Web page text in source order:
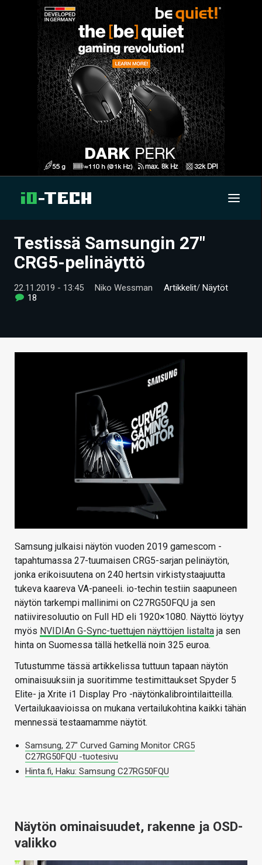
UUTISET
VIDEOT
TIETOA
Testissä Samsungin 27″
CRG5-pelinäyttö
22.11.2019 - 13:45 Niko Wessman Artikkelit/ Näytöt
18
Samsung julkaisi näytön vuoden 2019 gamescom -
tapahtumassa 27-tuumaisen CRG5-sarjan pelinäytön,
jonka erikoisuutena on 240 hertsin virkistystaajuutta
tukeva kaareva VA-paneeli. io-techin testiin saapuneen
näytön tarkempi mallinimi on C27RG50FQU ja sen
natiiviresoluutio on Full HD eli 1920×1080. Näyttö löytyy
myös NVIDIAn G-Sync-tuettujen näyttöjen listalta ja sen
hinta on Suomessa tällä hetkellä noin 325 euroa.
Tutustumme tässä artikkelissa tuttuun tapaan näytön
ominaisuuksiin ja suoritimme testimittaukset Spyder 5
Elite- ja Xrite i1 Display Pro -näytönkalibrointilaitteilla.
Vertailukaavioissa on mukana vertailukohtina kaikki tähän
mennessä testaamamme näytöt.
Samsung, 27″ Curved Gaming Monitor CRG5
C27RG50FQU -tuotesivu
Hinta.fi, Haku: Samsung C27RG50FQU
Näytön ominaisuudet, rakenne ja OSD-
valikko